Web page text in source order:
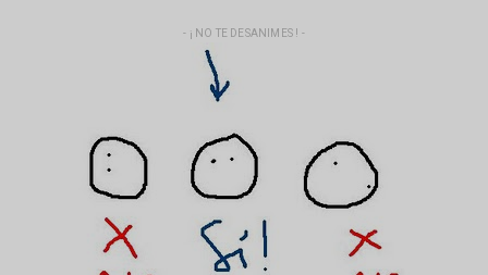
- ¡ NO TE DESANIMES ! -